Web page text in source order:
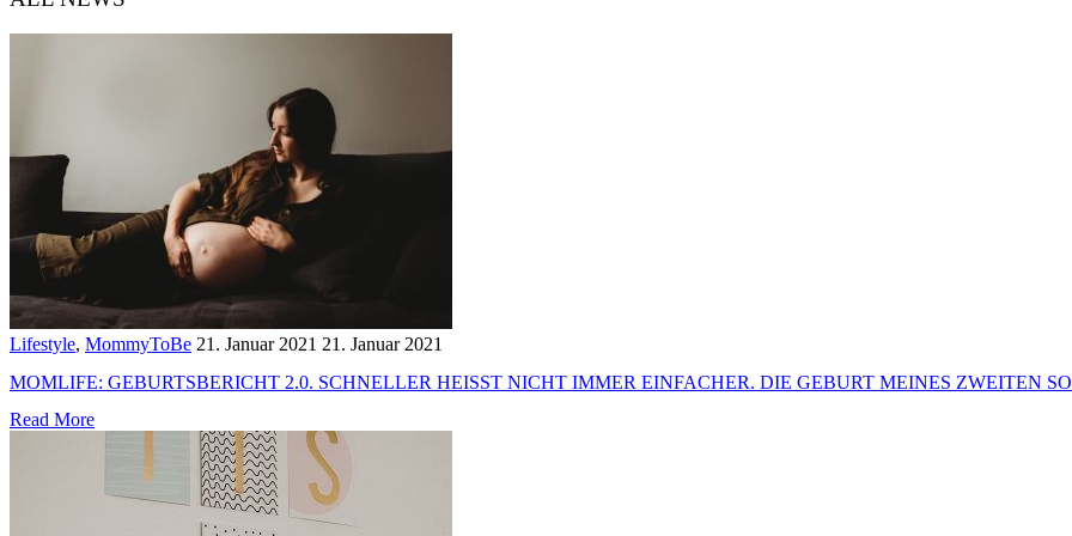
Lifestyle, MommyToBe 21. Januar 2021 21. Januar 2021
MOMLIFE: GEBURTSBERICHT 2.0. SCHNELLER HEISST NICHT IMMER EINFACHER. DIE GEBURT MEINES ZWEITEN
Read More